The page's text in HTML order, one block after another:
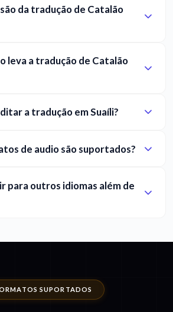
da tradução de Catalão
leva a tradução de Catalão
a tradução em Suaíli?
de audio são suportados?
para outros idiomas além de
SUPORTADOS